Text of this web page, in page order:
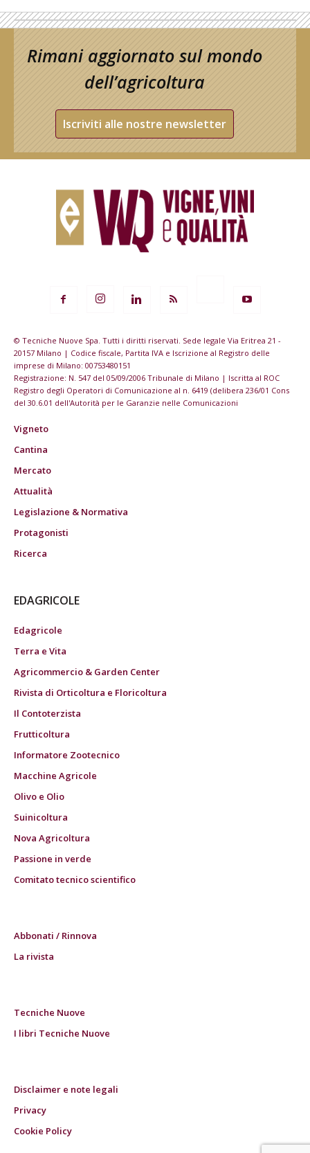
Rimani aggiornato sul mondo
dell’agricoltura
Iscriviti alle nostre newsletter
© Tecniche Nuove Spa. Tutti i diritti riservati. Sede legale Via Eritrea 21 -
20157 Milano | Codice fiscale, Partita IVA e Iscrizione al Registro delle
imprese di Milano: 00753480151
Registrazione: N. 547 del 05/09/2006 Tribunale di Milano | Iscritta al ROC
Registro degli Operatori di Comunicazione al n. 6419 (delibera 236/01 Cons
del 30.6.01 dell'Autorità per le Garanzie nelle Comunicazioni
Vigneto
Cantina
Mercato
Attualità
Legislazione & Normativa
Protagonisti
Ricerca
EDAGRICOLE
Edagricole
Terra e Vita
Agricommercio & Garden Center
Rivista di Orticoltura e Floricoltura
Il Contoterzista
Frutticoltura
Informatore Zootecnico
Macchine Agricole
Olivo e Olio
Suinicoltura
Nova Agricoltura
Passione in verde
Comitato tecnico scientifico
Abbonati / Rinnova
La rivista
Tecniche Nuove
I libri Tecniche Nuove
Disclaimer e note legali
Privacy
Cookie Policy